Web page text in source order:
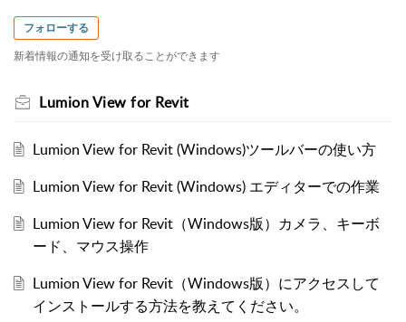
フォローする
新着情報の通知を受け取ることができます
Lumion View for Revit
Lumion View for Revit (Windows)ツールバーの使い方
Lumion View for Revit (Windows) エディターでの作業
Lumion View for Revit（Windows版）カメラ、キーボ
ード、マウス操作
Lumion View for Revit（Windows版）にアクセスして
インストールする方法を教えてください。